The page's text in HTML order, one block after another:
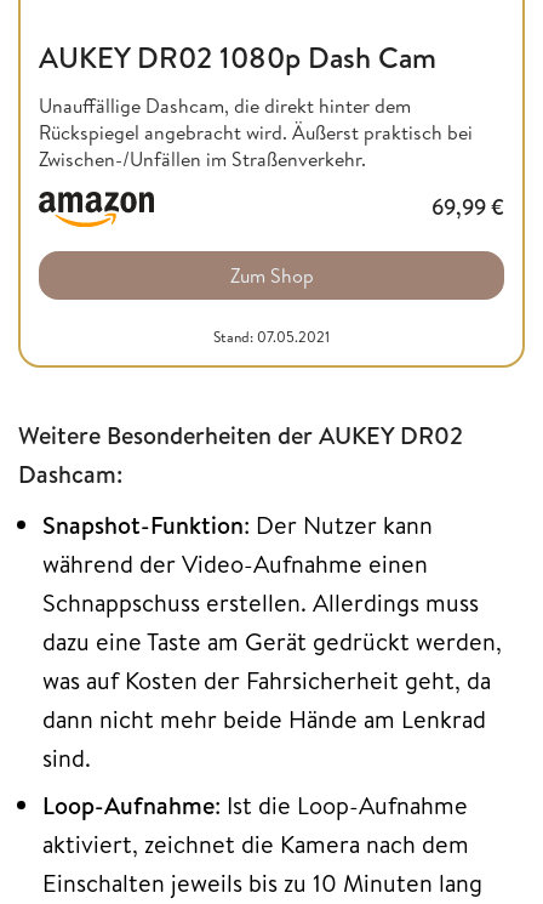
AUKEY DR02 1080p Dash Cam
Unauffällige Dashcam, die direkt hinter dem
Rückspiegel angebracht wird. Äußerst praktisch bei
Zwischen-/Unfällen im Straßenverkehr.
69,99€
Zum Shop
Stand: 07.05.2021
Weitere Besonderheiten der AUKEY DR02
Dashcam:
Snapshot-Funktion: Der Nutzer kann
während der Video-Aufnahme einen
Schnappschuss erstellen. Allerdings muss
dazu eine Taste am Gerät gedrückt werden,
was auf Kosten der Fahrsicherheit geht, da
dann nicht mehr beide Hände am Lenkrad
sind.
Loop-Aufnahme: Ist die Loop-Aufnahme
aktiviert, zeichnet die Kamera nach dem
Einschalten jeweils bis zu 10 Minuten lang